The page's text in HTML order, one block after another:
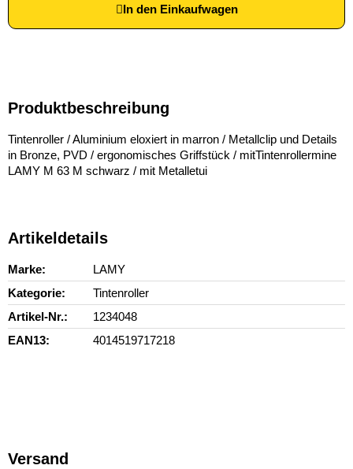
In den Einkaufwagen
Produktbeschreibung
Tintenroller / Aluminium eloxiert in marron / Metallclip und Details
in Bronze, PVD / ergonomisches Griffstück / mitTintenrollermine
LAMY M 63 M schwarz / mit Metalletui
Artikeldetails
Marke
LAMY
Kategorie
Tintenroller
Artikel-Nr.
1234048
EAN13
4014519717218
Versand